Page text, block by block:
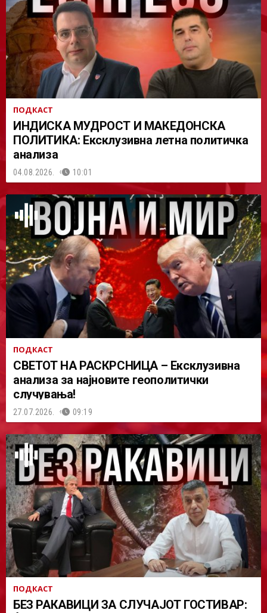
ПОДКАСТ
ИНДИСКА МУДРОСТ И МАКЕДОНСКА
ПОЛИТИКА: Ексклузивна летна политичка
анализа
04.08.2026. 10:01
ПОДКАСТ
СВЕТОТ НА РАСКРСНИЦА – Ексклузивна
анализа за најновите геополитички
случувања!
27.07.2026. 09:19
ПОДКАСТ
БЕЗ РАКАВИЦИ ЗА СЛУЧАЈОТ ГОСТИВАР: